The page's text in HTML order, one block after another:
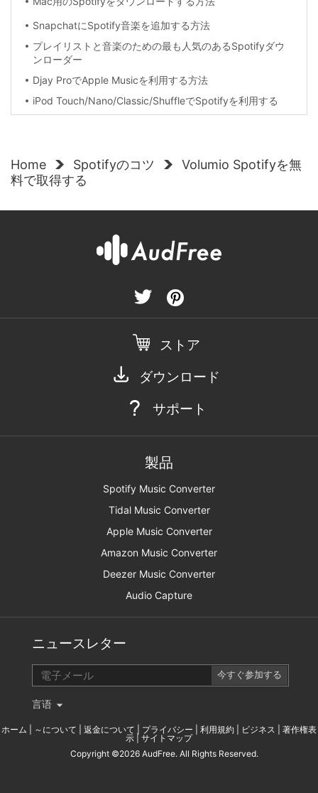
SnapchatにSpotify音楽を追加する方法
プレイリストと音楽のための最も人気のあるSpotifyダウ
ンローダー
Djay ProでApple Musicを利用する方法
iPod Touch/Nano/Classic/ShuffleでSpotifyを利用する
Home Spotifyのコツ
Volumio Spotifyを無
料で取得する
ストア
ダウンロード
サポート
製品
Spotify Music Converter
Tidal Music Converter
Apple Music Converter
Amazon Music Converter
Deezer Music Converter
Audio Capture
ニュースレター
言语
ホーム ～について 返金について プライバシー 利用規約 ビジネス
著作権表
示 | サイトマップ
Copyright ©2026 AudFree. All Rights Reserved.